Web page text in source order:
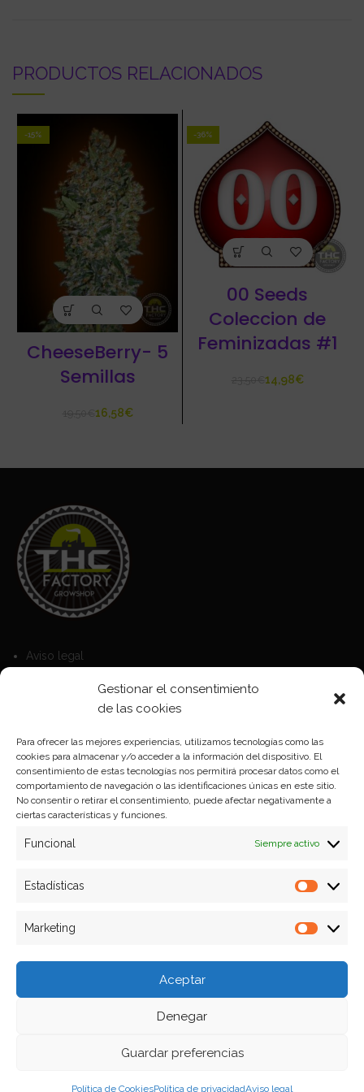
Gestionar el consentimiento
de las cookies
Para ofrecer las mejores experiencias, utilizamos tecnologías como las
cookies para almacenar y/o acceder a la información del dispositivo. El
consentimiento de estas tecnologías nos permitirá procesar datos como el
comportamiento de navegación o las identificaciones únicas en este sitio.
No consentir o retirar el consentimiento, puede afectar negativamente a
ciertas características y funciones.
Funcional Siempre activo
Estadísticas
Marketing
Aceptar
Denegar
Guardar preferencias
Política de CookiesPolítica de privacidadAviso legal
PRODUCTOS RELACIONADOS
-15%
CheeseBerry- 5
Semillas
16,58€
-36%
00 Seeds
Coleccion de
Feminizadas #1
14,98€
Aviso legal
Política de Cookies
Política de privacidad
Formas de pago
Plazos y condiciones de envio
Politica de devoluciones